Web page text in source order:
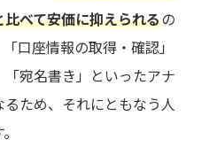
べて安価に抑えられるの
口座情報の取得・確認」
「宛名書き」といったアナ
ため、それにともなう人